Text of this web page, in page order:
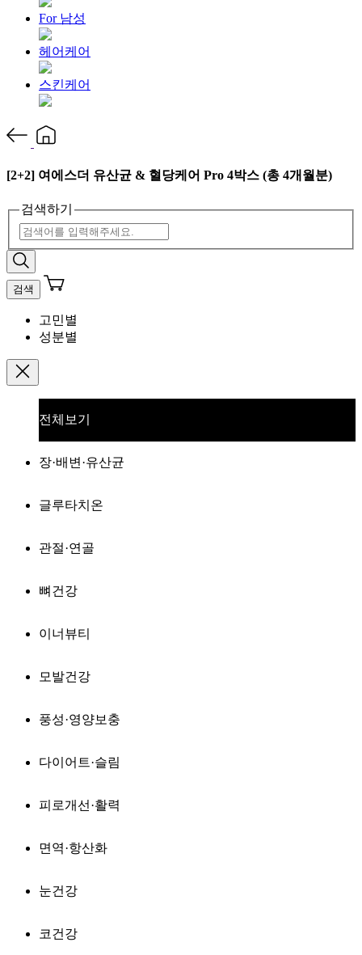
For 남성
헤어케어
스킨케어
[2+2] 여에스더 유산균 & 혈당케어 Pro 4박스 (총 4개월분)
검색하기
검색
고민별
성분별
전체보기
장·배변·유산균
글루타치온
관절·연골
뼈건강
이너뷰티
모발건강
풍성·영양보충
다이어트·슬림
피로개선·활력
면역·항산화
눈건강
코건강